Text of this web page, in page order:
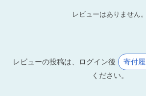
レビューはありません。
レビューの投稿は、ログイン後 寄付
ください。